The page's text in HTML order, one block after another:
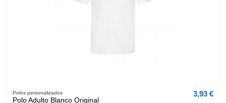
Polos personalizados
Polo Adulto Blanco Original
3,93 €